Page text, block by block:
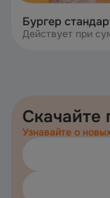
Бургер
Действует при
Скачайте
Узнавайте о